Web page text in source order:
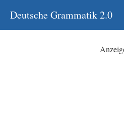
Inhalt
springen
Deutsche Grammatik 2.0